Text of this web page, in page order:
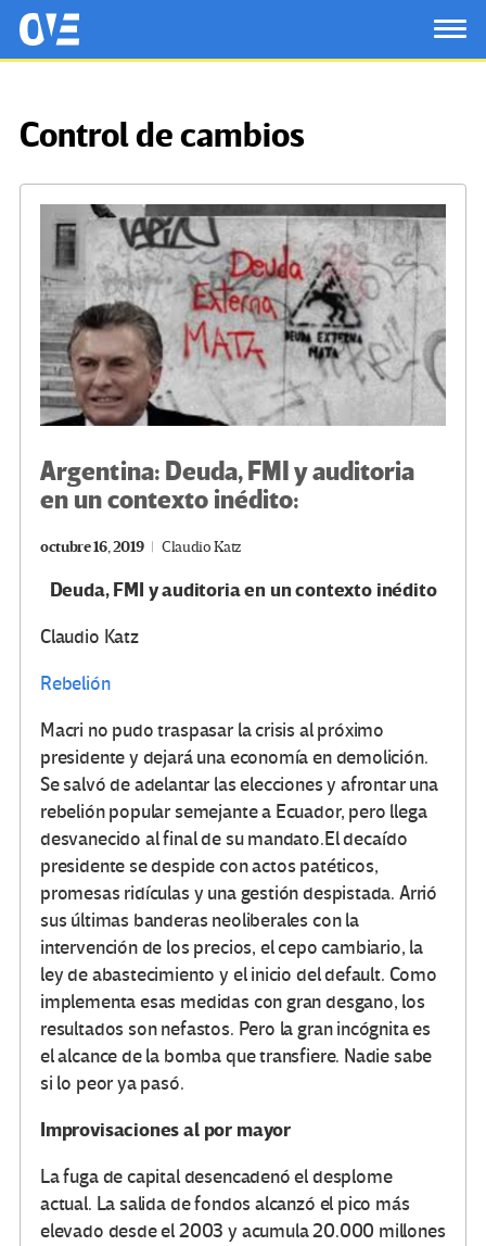
Saltar al contenido principal
OtrasVocesenEducacion.org
Control de cambios
Argentina: Deuda, FMI y auditoria
en un contexto inédito:
octubre 16, 2019 Claudio Katz
Deuda, FMI y auditoria en un contexto inédito
Claudio Katz
Rebelión
Macri no pudo traspasar la crisis al próximo
presidente y dejará una economía en demolición.
Se salvó de adelantar las elecciones y afrontar una
rebelión popular semejante a Ecuador, pero llega
desvanecido al final de su mandato.El decaído
presidente se despide con actos patéticos,
promesas ridículas y una gestión despistada. Arrió
sus últimas banderas neoliberales con la
intervención de los precios, el cepo cambiario, la
ley de abastecimiento y el inicio del default. Como
implementa esas medidas con gran desgano, los
resultados son nefastos. Pero la gran incógnita es
el alcance de la bomba que transfiere. Nadie sabe
si lo peor ya pasó.
Improvisaciones al por mayor
La fuga de capital desencadenó el desplome
actual. La salida de fondos alcanzó el pico más
elevado desde el 2003 y acumula 20.000 millones